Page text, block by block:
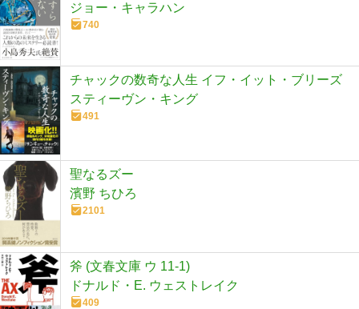
ジョー・キャラハン
740
チャックの数奇な人生 イフ・イット・ブリーズ
スティーヴン・キング
491
聖なるズー
濱野 ちひろ
2101
斧 (文春文庫 ウ 11-1)
ドナルド・E. ウェストレイク
409